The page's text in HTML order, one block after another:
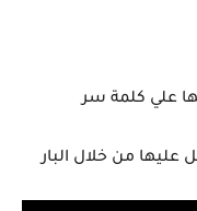
علي كلمة سر
من خلال البار